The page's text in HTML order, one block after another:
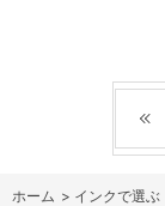
ホーム > インクで選ぶ